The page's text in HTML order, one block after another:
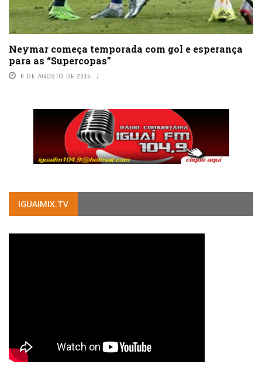
Neymar começa temporada com gol e esperança
para as “Supercopas”
6 DE AGOSTO DE 2015
IGUAIMIX.TV